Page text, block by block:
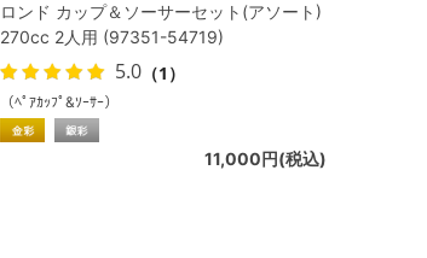
ロンド カップ＆ソーサーセット(アソート)
270cc 2人用 (97351-54719)
5.0 （1）
（ﾍﾟｱｶｯﾌﾟ&ｿｰｻｰ）
11,000円(税込)